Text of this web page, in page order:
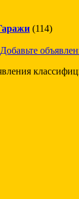
(114)
Добавьте